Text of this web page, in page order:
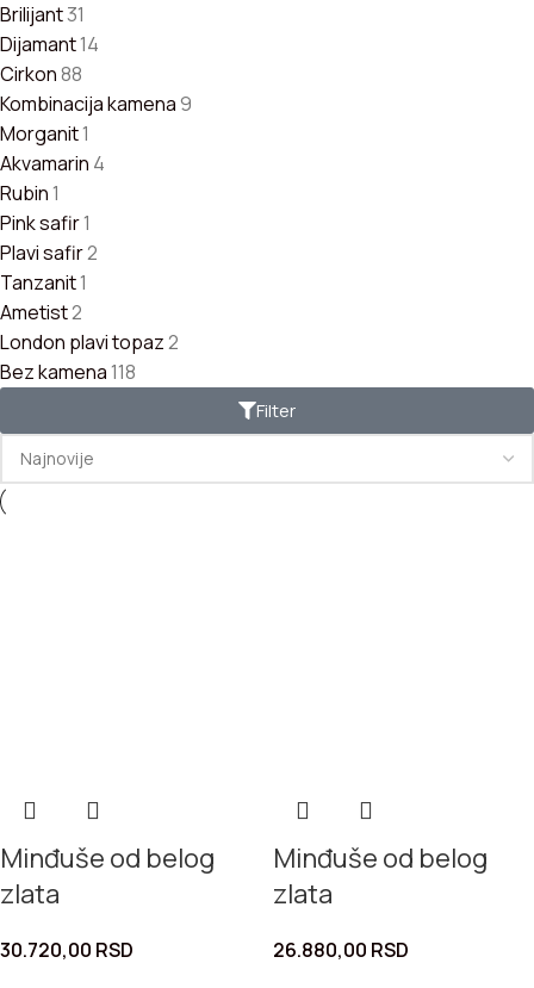
Brilijant31
Dijamant14
Cirkon88
Kombinacija kamena9
Morganit1
Akvamarin 4
Rubin 1
Pink safir1
Plavi safir2
Tanzanit1
Ametist2
London plavi topaz2
Bez kamena 118
Filter
Minđuše od belog
zlata
30.720,00 RSD
Minđuše od belog
zlata
26.880,00 RSD